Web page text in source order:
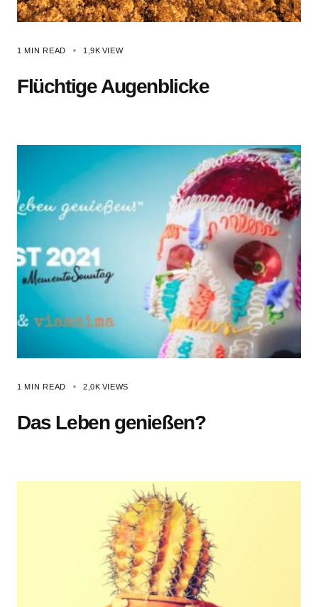
1 MIN READ 1,9K VIEW
Flüchtige Augenblicke
1 MIN READ 2,0K VIEWS
Das Leben genießen?